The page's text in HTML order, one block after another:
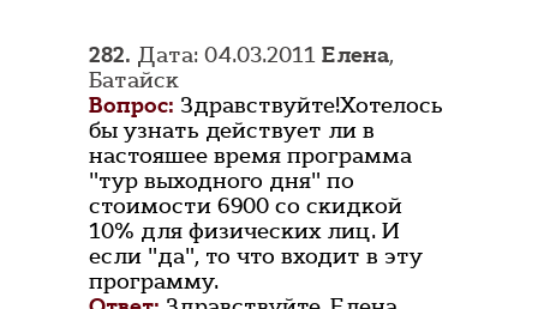
282. Дата: 04.03.2011 Елена,
Батайск
Вопрос: Здравствуйте!Хотелось
бы узнать действует ли в
настояшее время программа
"тур выходного дня" по
стоимости 6900 со скидкой
10% для физических лиц. И
если "да", то что входит в эту
программу.